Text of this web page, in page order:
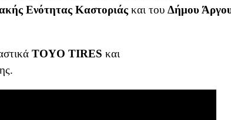
Ενότητας Καστοριάς και του Δήμου
TOYO TIRES και